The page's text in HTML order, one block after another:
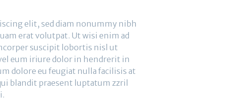
elit, sed diam nonummy nibh
erat volutpat. Ut wisi enim ad
suscipit lobortis nisl ut
eum iriure dolor in hendrerit in
dolore eu feugiat nulla facilisis at
blandit praesent luptatum zzril